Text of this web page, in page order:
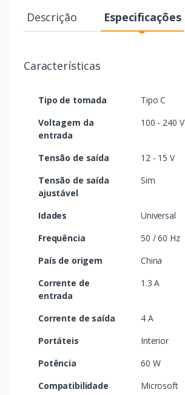
Descrição Especificações
Características
Tipo de tomada
Tipo C
Voltagem da
entrada
100 - 240 V
Tensão de saída
12 - 15 V
Tensão de saída
ajustável
Sim
Idades
Universal
Frequência
50 / 60 Hz
País de origem
China
Corrente de
entrada
1.3 A
Corrente de saída
4 A
Portáteis
Interior
Potência
60 W
Compatibilidade
Microsoft